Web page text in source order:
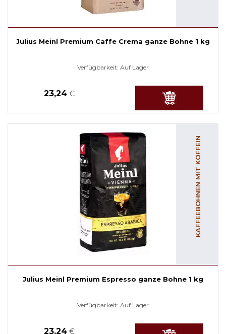
Julius Meinl Premium Caffe Crema ganze Bohne 1 kg
Verfügbarkeit: Auf Lager
23,24 €
KAFFEEBOHNEN MIT KOFFEIN
Julius Meinl Premium Espresso ganze Bohne 1 kg
Verfügbarkeit: Auf Lager
23,24 €